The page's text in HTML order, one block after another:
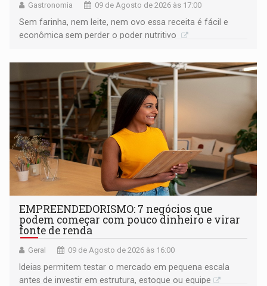
Gastronomia 09 de Agosto de 2026 às 17:00
Sem farinha, nem leite, nem ovo essa receita é fácil e
econômica sem perder o poder nutritivo
EMPREENDEDORISMO: 7 negócios que
podem começar com pouco dinheiro e virar
fonte de renda
Geral 09 de Agosto de 2026 às 16:00
Ideias permitem testar o mercado em pequena escala
antes de investir em estrutura, estoque ou equipe